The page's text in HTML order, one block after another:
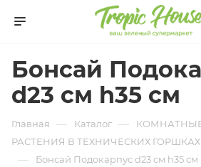
Бонсай
d23 см h35 см
Главная — Каталог —
РАСТЕНИЯ В ТЕХНИЧЕСКИХ ГОРШКАХ
— Бонсай Подокарпус d23 см h35 см